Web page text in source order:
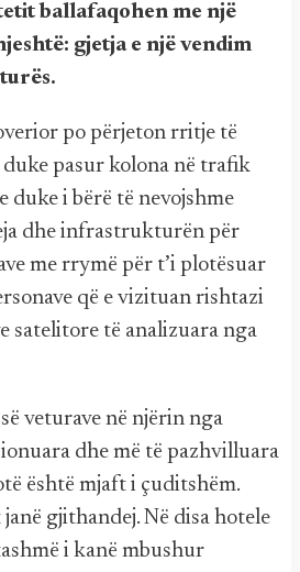
ballafaqohen me një
gjetja e një vendim
po përjeton rritje të
pasur kolona në trafik
duke i bërë të nevojshme
dhe infrastrukturën për
me rrymë për t’i plotësuar
që e vizituan rishtazi
satelitore të analizuara nga
veturave në njërin nga
dhe më të pazhvilluara
është mjaft i çuditshëm.
gjithandej. Në disa hotele
i kanë mbushur